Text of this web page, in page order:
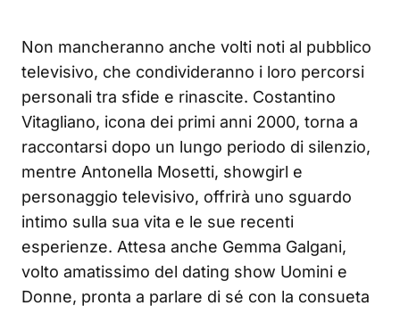
Non mancheranno anche volti noti al pubblico
televisivo, che condivideranno i loro percorsi
personali tra sfide e rinascite. Costantino
Vitagliano, icona dei primi anni 2000, torna a
raccontarsi dopo un lungo periodo di silenzio,
mentre Antonella Mosetti, showgirl e
personaggio televisivo, offrirà uno sguardo
intimo sulla sua vita e le sue recenti
esperienze. Attesa anche Gemma Galgani,
volto amatissimo del dating show Uomini e
Donne, pronta a parlare di sé con la consueta